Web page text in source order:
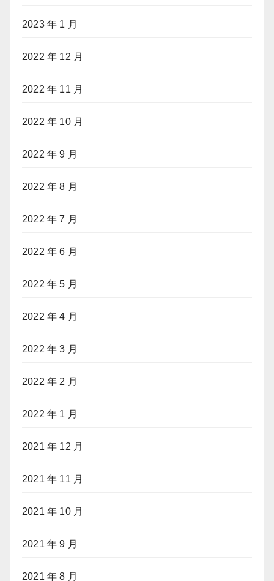
2023 年 1 月
2022 年 12 月
2022 年 11 月
2022 年 10 月
2022 年 9 月
2022 年 8 月
2022 年 7 月
2022 年 6 月
2022 年 5 月
2022 年 4 月
2022 年 3 月
2022 年 2 月
2022 年 1 月
2021 年 12 月
2021 年 11 月
2021 年 10 月
2021 年 9 月
2021 年 8 月